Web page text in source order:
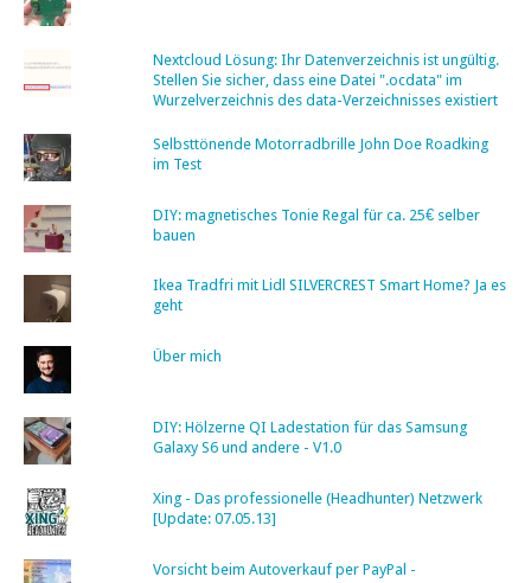
Nextcloud Lösung: Ihr Datenverzeichnis ist ungültig.
Stellen Sie sicher, dass eine Datei ".ocdata" im
Wurzelverzeichnis des data-Verzeichnisses existiert
Selbsttönende Motorradbrille John Doe Roadking
im Test
DIY: magnetisches Tonie Regal für ca. 25€ selber
bauen
Ikea Tradfri mit Lidl SILVERCREST Smart Home? Ja es
geht
Über mich
DIY: Hölzerne QI Ladestation für das Samsung
Galaxy S6 und andere - V1.0
Xing - Das professionelle (Headhunter) Netzwerk
[Update: 07.05.13]
Vorsicht beim Autoverkauf per PayPal -